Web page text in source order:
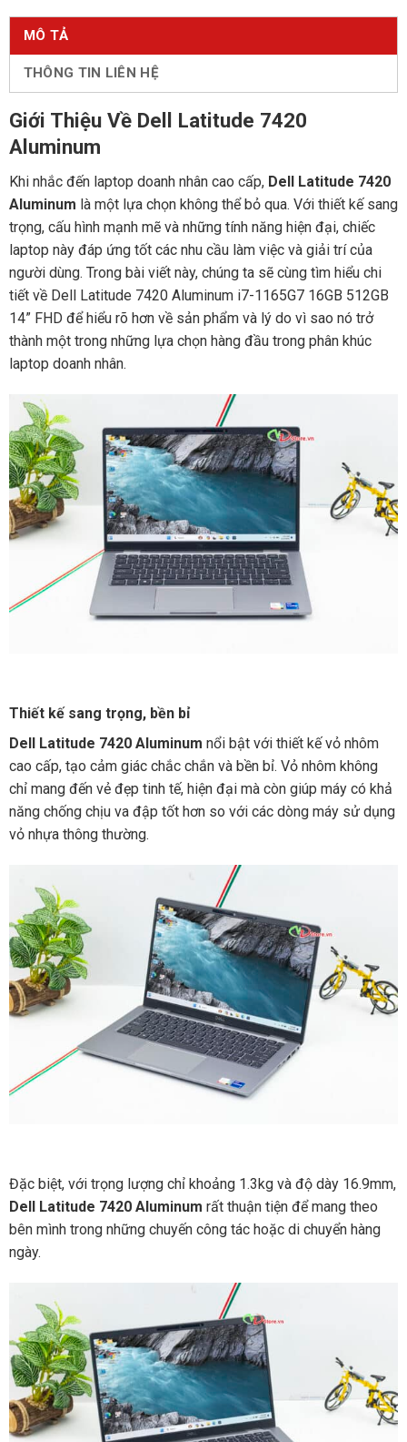
MÔ TẢ
THÔNG TIN LIÊN HỆ
Giới Thiệu Về Dell Latitude 7420
Aluminum
Khi nhắc đến laptop doanh nhân cao cấp, Dell Latitude 7420
Aluminum là một lựa chọn không thể bỏ qua. Với thiết kế sang
trọng, cấu hình mạnh mẽ và những tính năng hiện đại, chiếc
laptop này đáp ứng tốt các nhu cầu làm việc và giải trí của
người dùng. Trong bài viết này, chúng ta sẽ cùng tìm hiểu chi
tiết về Dell Latitude 7420 Aluminum i7-1165G7 16GB 512GB
14” FHD để hiểu rõ hơn về sản phẩm và lý do vì sao nó trở
thành một trong những lựa chọn hàng đầu trong phân khúc
laptop doanh nhân.
Thiết kế sang trọng, bền bỉ
Dell Latitude 7420 Aluminum nổi bật với thiết kế vỏ nhôm
cao cấp, tạo cảm giác chắc chắn và bền bỉ. Vỏ nhôm không
chỉ mang đến vẻ đẹp tinh tế, hiện đại mà còn giúp máy có khả
năng chống chịu va đập tốt hơn so với các dòng máy sử dụng
vỏ nhựa thông thường.
Đặc biệt, với trọng lượng chỉ khoảng 1.3kg và độ dày 16.9mm,
Dell Latitude 7420 Aluminum rất thuận tiện để mang theo
bên mình trong những chuyến công tác hoặc di chuyển hàng
ngày.